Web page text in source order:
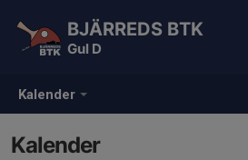
Kalender
BJÄRREDS BTK
Gul D
Kalender